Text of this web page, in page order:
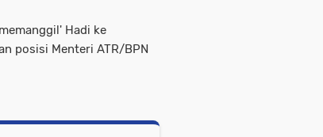
Hadi ke
posisi Menteri ATR/BPN